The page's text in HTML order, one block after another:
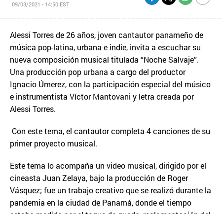
09/03/2021 - 14:50 EST
Alessi Torres de 26 años, joven cantautor panameño de
música pop-latina, urbana e indie, invita a escuchar su
nueva composición musical titulada “Noche Salvaje”.
Una producción pop urbana a cargo del productor
Ignacio Úmerez, con la participación especial del músico
e instrumentista Víctor Mantovani y letra creada por
Alessi Torres.
Con este tema, el cantautor completa 4 canciones de su
primer proyecto musical.
Este tema lo acompaña un video musical, dirigido por el
cineasta Juan Zelaya, bajo la producción de Roger
Vásquez; fue un trabajo creativo que se realizó durante la
pandemia en la ciudad de Panamá, donde el tiempo